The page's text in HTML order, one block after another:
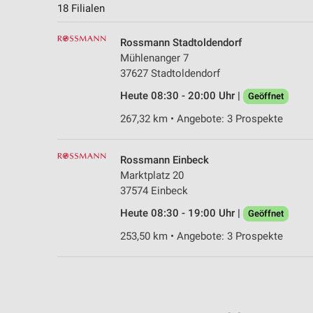
18 Filialen
Rossmann Stadtoldendorf
Mühlenanger 7
37627 Stadtoldendorf
Heute 08:30 - 20:00 Uhr |
Geöffnet
267,32 km • Angebote: 3 Prospekte
Rossmann Einbeck
Marktplatz 20
37574 Einbeck
Heute 08:30 - 19:00 Uhr |
Geöffnet
253,50 km • Angebote: 3 Prospekte